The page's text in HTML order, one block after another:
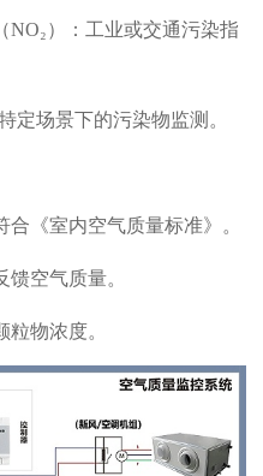
NO₂）：工业或交通污染指
定场景下的污染物监测。
《室内空气质量标准》。
空气质量。
物浓度。